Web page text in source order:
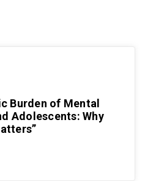
Burden of Mental
Adolescents: Why